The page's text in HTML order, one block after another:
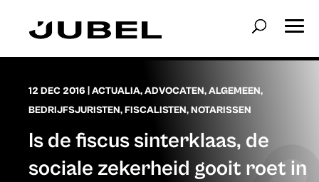
12 DEC 2016 ACTUALIA,ADVOCATEN,ALGEMEEN,
BEDRIJFSJURISTEN,FISCALISTEN,NOTARISSEN
Is de fiscus sinterklaas, de
sociale zekerheid gooit roet in